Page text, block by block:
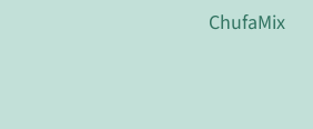
ChufaMix